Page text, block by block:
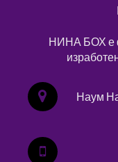
НИНА БОХ е
Наум